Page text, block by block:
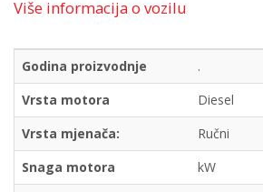
Više informacija o vozilu
Godina proizvodnje
.
Vrsta motora
Diesel
Vrsta mjenača:
Ručni
Snaga motora
kW